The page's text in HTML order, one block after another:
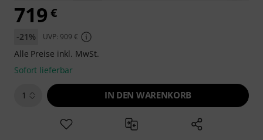
719 €
-21% UVP: 909 €
Alle Preise inkl. MwSt.
Sofort lieferbar
1 IN DEN WARENKORB